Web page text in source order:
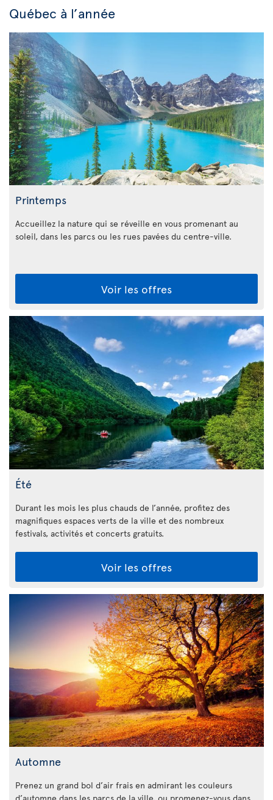
Québec à l’année
Printemps
Accueillez la nature qui se réveille en vous promenant au
soleil, dans les parcs ou les rues pavées du centre-ville.
Voir les offres
Été
Durant les mois les plus chauds de l’année, profitez des
magnifiques espaces verts de la ville et des nombreux
festivals, activités et concerts gratuits.
Voir les offres
Automne
Prenez un grand bol d’air frais en admirant les couleurs